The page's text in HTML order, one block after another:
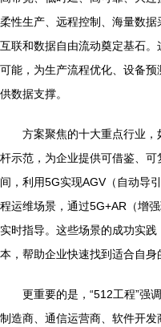
柔性生产、远程控制、海量数
互联和数据自由流动奠定基石
可能，为生产流程优化、设备
供数据支撑。
方案聚焦的十大重点行业
杆示范，为企业提供可借鉴、
间，利用5G实现AGV（自动导
程运维场景，通过5G+AR（增
实时指导。这些场景的成功实
本，帮助企业快速找到适合自身
更重要的是，“512工程”强
制造商、通信运营商、软件开